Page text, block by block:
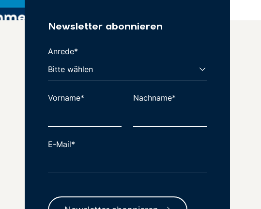
Newsletter abonnieren
Anrede*
Vorname* Nachname*
E-Mail*